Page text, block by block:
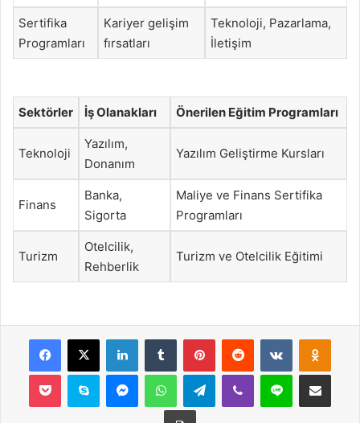
Sertifika
Programları
Kariyer gelişim
fırsatları
Teknoloji, Pazarlama,
İletişim
Sektörler İş Olanakları Önerilen Eğitim Programları
Teknoloji
Yazılım,
Donanım
Yazılım Geliştirme Kursları
Finans
Banka,
Sigorta
Maliye ve Finans Sertifika
Programları
Turizm
Otelcilik,
Rehberlik
Turizm ve Otelcilik Eğitimi
Facebook
X LinkedInTumblr PinterestReddit VKontakte
Pocket Skype MessengerWhatsAppTelegramViber Line E-Posta ile
Yazdır